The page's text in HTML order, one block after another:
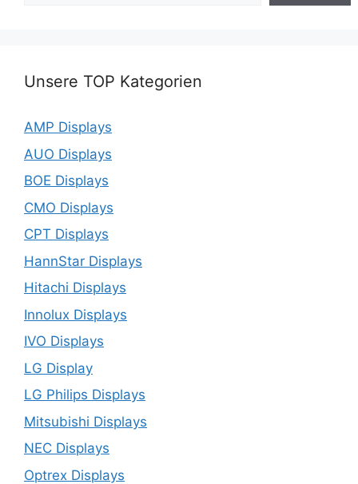
Unsere TOP Kategorien
AMP Displays
AUO Displays
BOE Displays
CMO Displays
CPT Displays
HannStar Displays
Hitachi Displays
Innolux Displays
IVO Displays
LG Display
LG Philips Displays
Mitsubishi Displays
NEC Displays
Optrex Displays